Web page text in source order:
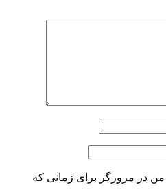
من در مرورگر برای زمانی که